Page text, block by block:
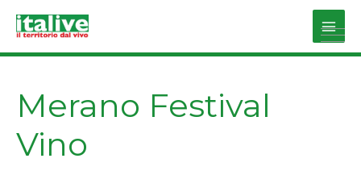
Main
Merano Festival
Vino